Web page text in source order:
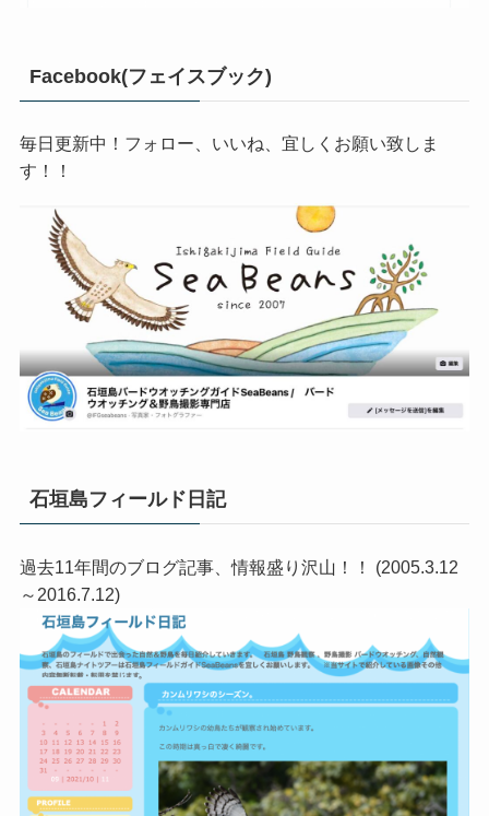
Facebook(フェイスブック)
毎日更新中！フォロー、いいね、宜しくお願い致しま
す！！
石垣島フィールド日記
過去11年間のブログ記事、情報盛り沢山！！ (2005.3.12
～2016.7.12)